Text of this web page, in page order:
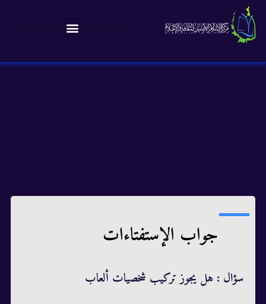
جواب الإستفتاءات
سؤال : هل يجوز تركيب شخصيات ألعاب